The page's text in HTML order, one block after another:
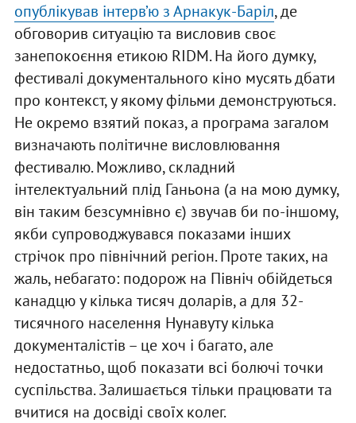
опублікував інтерв’ю з Арнакук-Баріл, де
обговорив ситуацію та висловив своє
занепокоєння етикою RIDM. На його думку,
фестивалі документального кіно мусять дбати
про контекст, у якому фільми демонструються.
Не окремо взятий показ, а програма загалом
визначають політичне висловлювання
фестивалю. Можливо, складний
інтелектуальний плід Ганьона (а на мою думку,
він таким безсумнівно є) звучав би по-іншому,
якби супроводжувався показами інших
стрічок про північний регіон. Проте таких, на
жаль, небагато: подорож на Північ обійдеться
канадцю у кілька тисяч доларів, а для 32-
тисячного населення Нунавуту кілька
документалістів – це хоч і багато, але
недостатньо, щоб показати всі болючі точки
суспільства. Залишається тільки працювати та
вчитися на досвіді своїх колег.